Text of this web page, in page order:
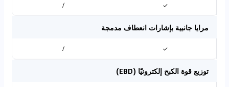
✓
/
مرايا جانبية بإشارات انعطاف مدمجة
✓
/
توزيع قوة الكبح إلكترونيًا (EBD)